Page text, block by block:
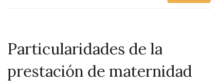
Particularidades de la
prestación de maternidad